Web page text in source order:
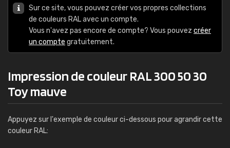
Sur ce site, vous pouvez créer vos propres collections
de couleurs RAL avec un compte.
Vous n'avez pas encore de compte? Vous pouvez créer
un compte gratuitement.
Impression de couleur RAL 300 50 30
Toy mauve
Appuyez sur l'exemple de couleur ci-dessous pour agrandir cette
couleur RAL: